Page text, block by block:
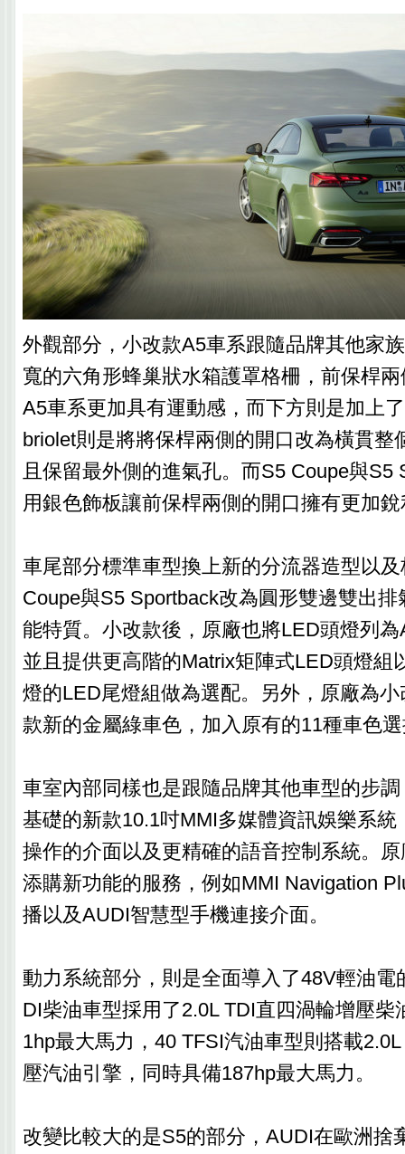
外觀部分，小改款A5車系跟隨品牌其他家
寬的六角形蜂巢狀水箱護罩格柵，前保桿
A5車系更加具有運動感，而下方則是加上
briolet則是將將保桿兩側的開口改為橫貫整
且保留最外側的進氣孔。而S5 Coupe與S5
用銀色飾板讓前保桿兩側的開口擁有更加
車尾部分標準車型換上新的分流器造型以
Coupe與S5 Sportback改為圓形雙邊雙出
能特質。小改款後，原廠也將LED頭燈列
並且提供更高階的Matrix矩陣式LED頭燈組
燈的LED尾燈組做為選配。另外，原廠為
款新的金屬綠車色，加入原有的11種車色
車室內部同樣也是跟隨品牌其他車型的步
基礎的新款10.1吋MMI多媒體資訊娛樂系
操作的介面以及更精確的語音控制系統。
添購新功能的服務，例如MMI Navigation
播以及AUDI智慧型手機連接介面。
動力系統部分，則是全面導入了48V輕油電
DI柴油車型採用了2.0L TDI直四渦輪增壓柴
1hp最大馬力，40 TFSI汽油車型則搭載
壓汽油引擎，同時具備187hp最大馬力。
改變比較大的是S5的部分，AUDI在歐洲捨